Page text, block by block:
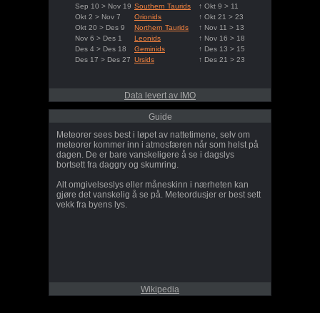
Sep 10 > Nov 19 Southern Taurids
↑ Okt 9 > 11
Okt 2 > Nov 7
Orionids
↑ Okt 21 > 23
Okt 20 > Des 9
Northern Taurids
↑ Nov 11 > 13
Nov 6 > Des 1
Leonids
↑ Nov 16 > 18
Des 4 > Des 18
Geminids
↑ Des 13 > 15
Des 17 > Des 27 Ursids ↑ Des 21 > 23
Data levert av IMO
Guide
Meteorer sees best i løpet av nattetimene, selv om
meteorer kommer inn i atmosfæren når som helst på
dagen. De er bare vanskeligere å se i dagslys
bortsett fra daggry og skumring.
Alt omgivelseslys eller måneskinn i nærheten kan
gjøre det vanskelig å se på. Meteordusjer er best sett
vekk fra byens lys.
Wikipedia